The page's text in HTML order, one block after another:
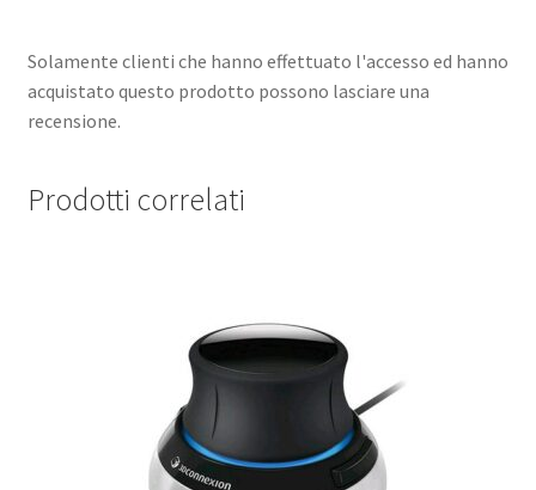
Solamente clienti che hanno effettuato l'accesso ed hanno
acquistato questo prodotto possono lasciare una
recensione.
Prodotti correlati